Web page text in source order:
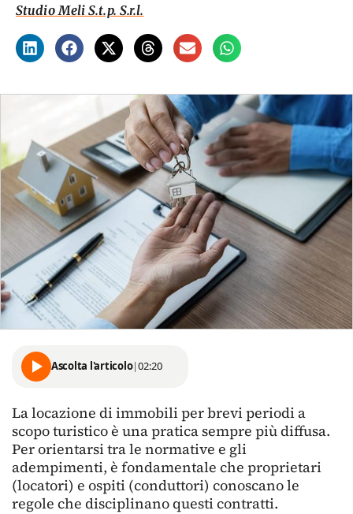
Studio Meli S.t.p. S.r.l.
Ascolta l'articolo|02:20
La locazione di immobili per brevi periodi a
scopo turistico è una pratica sempre più diffusa.
Per orientarsi tra le normative e gli
adempimenti, è fondamentale che proprietari
(locatori) e ospiti (conduttori) conoscano le
regole che disciplinano questi contratti.